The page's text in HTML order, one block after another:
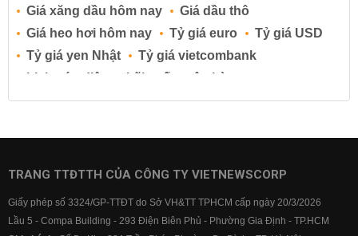
Giá xăng dầu hôm nay
Giá dầu thô
Giá heo hơi hôm nay
Tỷ giá euro
Tỷ giá USD
Tỷ giá yen Nhật
Tỷ giá vietcombank
Lịch cúp điện
Lãi suất ngân hàng
Lãi suất tiết kiệm
Lãi suất tiền gửi
Lãi suất ngân hàng BIDV
Lãi suất ngân hàng Vietcombank
TRANG TTĐTTH CỦA CÔNG TY VIETNEWSCORP
Giấy phép số 3324/GP-TTĐT do Sở VH&TT TPHCM cấp ngày 20/3/2026
Lầu 5 - Compa Building - 293 Điện Biên Phủ - Phường Gia Định - TP.HCM